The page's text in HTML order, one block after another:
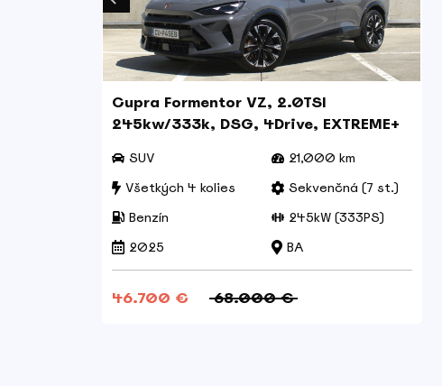
Cupra Formentor VZ, 2.0TSI
245kw/333k, DSG, 4Drive, EXTREME+
SUV
21,000 km
Všetkých 4 kolies
Sekvenčná (7 st.)
Benzín
245kW (333PS)
2025
BA
46.700 € 68.000 €